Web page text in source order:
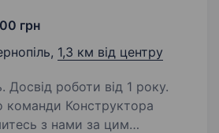
грн
1,3 км від центру
Досвід роботи від 1 року.
команди Конструктора